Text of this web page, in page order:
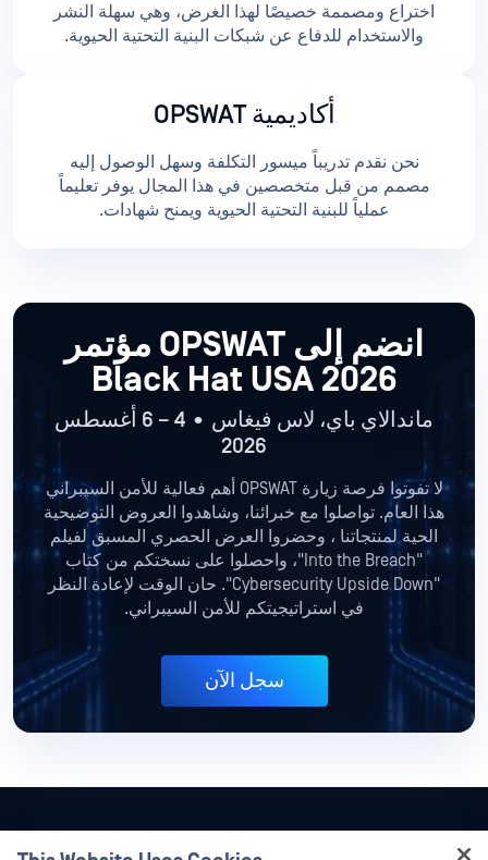
اختراع ومصممة خصيصًا لهذا الغرض، وهي سهلة النشر
والاستخدام للدفاع عن شبكات البنية التحتية الحيوية.
أكاديمية OPSWAT
نحن نقدم تدريباً ميسور التكلفة وسهل الوصول إليه
مصمم من قبل متخصصين في هذا المجال يوفر تعليماً
عملياً للبنية التحتية الحيوية ويمنح شهادات.
انضم إلى OPSWAT مؤتمر
Black Hat USA 2026
ماندالاي باي، لاس فيغاس • 4 – 6 أغسطس
2026
لا تفوتوا فرصة زيارة OPSWAT أهم فعالية للأمن السيبراني
هذا العام. تواصلوا مع خبرائنا، وشاهدوا العروض التوضيحية
الحية لمنتجاتنا ، وحضروا العرض الحصري المسبق لفيلم
"Into the Breach"، واحصلوا على نسختكم من كتاب
"Cybersecurity Upside Down".
حان الوقت لإعادة النظر
في استراتيجيتكم للأمن السيبراني.
سجل الآن